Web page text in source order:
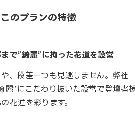
このプランの特徴
まで”綺麗”に拘った花道を設営
や、段差一つも見逃しません。弊社
麗”にこだわり抜いた設営で登壇者
花道を彩ります。